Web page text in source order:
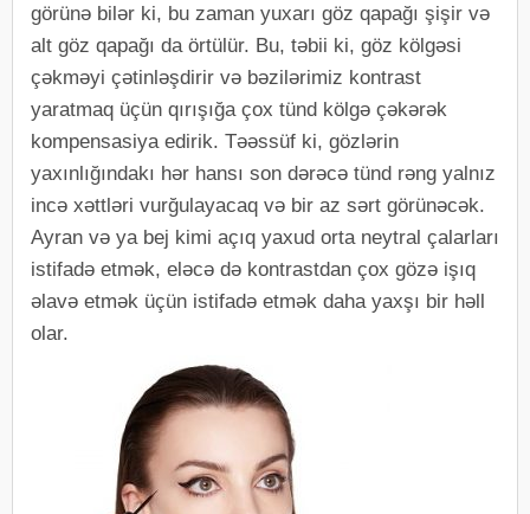
görünə bilər ki, bu zaman yuxarı göz qapağı şişir və
alt göz qapağı da örtülür. Bu, təbii ki, göz kölgəsi
çəkməyi çətinləşdirir və bəzilərimiz kontrast
yaratmaq üçün qırışığa çox tünd kölgə çəkərək
kompensasiya edirik. Təəssüf ki, gözlərin
yaxınlığındakı hər hansı son dərəcə tünd rəng yalnız
incə xəttləri vurğulayacaq və bir az sərt görünəcək.
Ayran və ya bej kimi açıq yaxud orta neytral çalarları
istifadə etmək, eləcə də kontrastdan çox gözə işıq
əlavə etmək üçün istifadə etmək daha yaxşı bir həll
olar.